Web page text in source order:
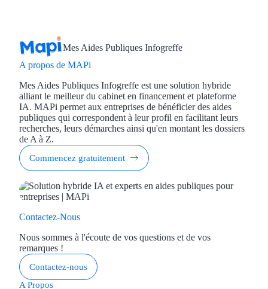
Mes Aides Publiques Infogreffe
A propos de MAPi
Mes Aides Publiques Infogreffe est une solution hybride
alliant le meilleur du cabinet en financement et plateforme
IA. MAPi permet aux entreprises de bénéficier des aides
publiques qui correspondent à leur profil en facilitant leurs
recherches, leurs démarches ainsi qu'en montant les dossiers
de A à Z.
Commencez gratuitement
Contactez-Nous
Nous sommes à l'écoute de vos questions et de vos
remarques !
Contactez-nous
A Propos